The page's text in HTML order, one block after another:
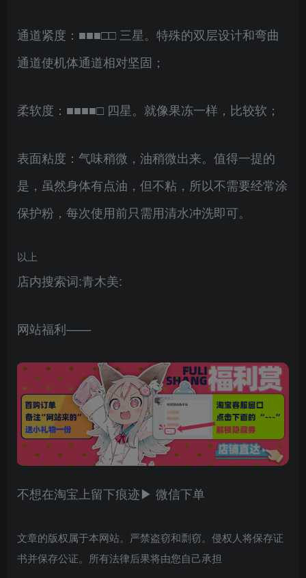
通道紧度：■■■□□ 三星。特殊的双层设计和弯曲
通道使机体通道相对坚固；
柔软度：■■■■□ 四星。就像果冻一样，比较软；
表面粘度：气味稍微，油稍微出来。值得一提的
是，虽然身体有点油，但不粘，所以不需要经常涂
保护粉，每次使用前只需用清水冲洗即可。
以上
店内搜索词:青木美:
网站福利——
不想在淘宝上留下痕迹▶ 微信下单
文章的版权属于本网站。严禁盗窃和剽窃。侵权人将保存证
书并保存公证。所有法律后果将由您自己承担